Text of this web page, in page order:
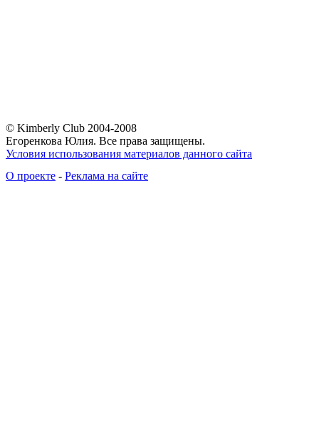
© Kimberly Club 2004-2008
Егоренкова Юлия. Все права защищены.
Условия использования материалов данного сайта
О проекте - Реклама на сайте